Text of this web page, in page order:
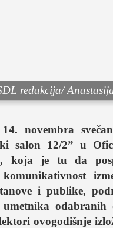
sportovi
redakcija/
novembra
salon 12/2” u
koja je tu da
i publike,
umetnika odabranih
ovogodišnje